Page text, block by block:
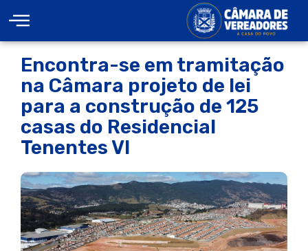
Encontra-se em tramitação
na Câmara projeto de lei
para a construção de 125
casas do Residencial
Tenentes VI